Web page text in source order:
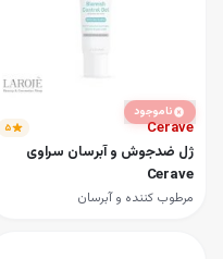
ناموجود
Cerave ۵
ژل ضدجوش و آبرسان سراوی
Cerave
مرطوب کننده و آبرسان